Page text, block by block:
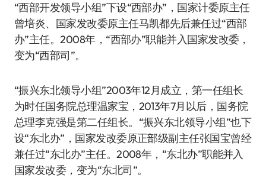
“西部开发领导小组”下设“西部办”，国家计委原主任
曾培炎、国家发改委原主任马凯都先后兼任过“西部
办”主任。2008年，“西部办”职能并入国家发改委，
变为“西部司”。
“振兴东北领导小组”2003年12月成立，第一任组长
为时任国务院总理温家宝，2013年7月以后，国务院
总理李克强是第二任组长。“振兴东北领导小组”也下
设“东北办”，国家发改委原正部级副主任张国宝曾经
兼任过“东北办”主任。2008年，“东北办”职能并入
国家发改委，变为“东北司”。